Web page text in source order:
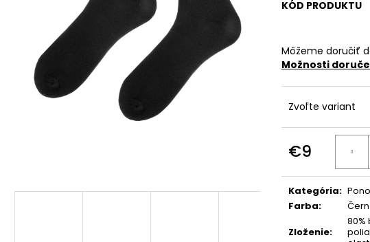
KÓD PRODUKTU
Môžeme doručiť
Možnosti
Zvoľte variant
€9
Jednotková
cena:
Kategória:
Farba:
Zloženie:
80%
€29